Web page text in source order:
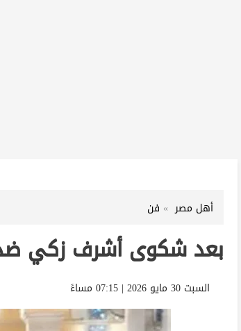
أهل مصر فن
بعد شكوى أشرف زكي
السبت 30 مايو 2026 | 07:15 مساءً